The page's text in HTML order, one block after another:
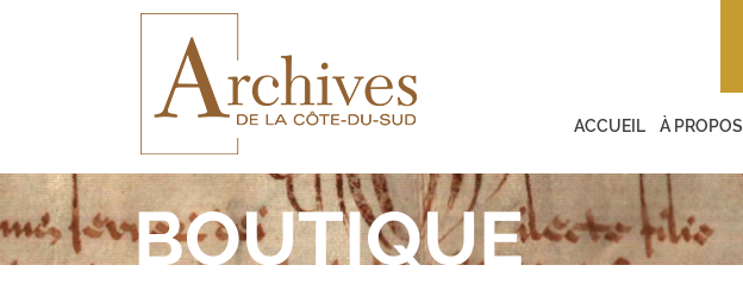
ACCUEIL À PROPOS
BOUTIQUE